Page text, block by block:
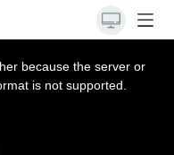
because the server or
is not supported.